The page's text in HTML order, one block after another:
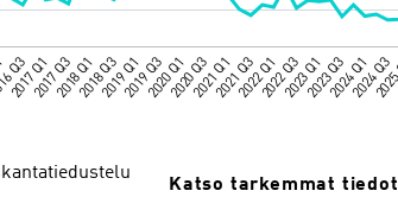
Katso tarkemmat tiedot